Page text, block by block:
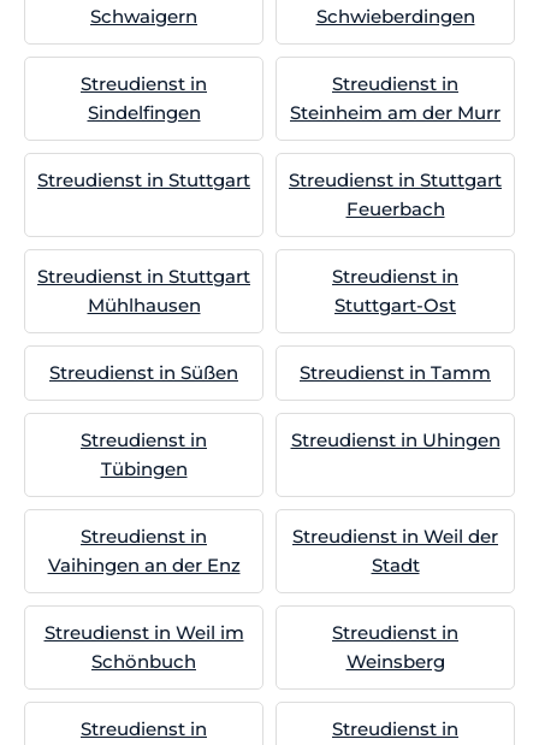
Schwaigern
Schwieberdingen
Streudienst in
Sindelfingen
Streudienst in
Steinheim am der Murr
Streudienst in Stuttgart
Streudienst in Stuttgart
Feuerbach
Streudienst in Stuttgart
Mühlhausen
Streudienst in
Stuttgart-Ost
Streudienst in Süßen Streudienst in Tamm
Streudienst in
Tübingen
Streudienst in Uhingen
Streudienst in
Vaihingen an der Enz
Streudienst in Weil der
Stadt
Streudienst in Weil im
Schönbuch
Streudienst in
Weinsberg
Streudienst in
Streudienst in